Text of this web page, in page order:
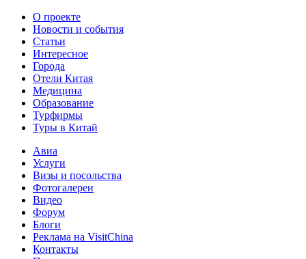
О проекте
Новости и события
Статьи
Интересное
Города
Отели Китая
Медицина
Образование
Турфирмы
Туры в Китай
Авиа
Услуги
Визы и посольства
Фотогалереи
Видео
Форум
Блоги
Реклама на VisitChina
Контакты